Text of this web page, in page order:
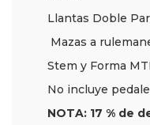
Llantas Doble
Mazas a
Stem y Forma
No incluye
NOTA: 17 % de